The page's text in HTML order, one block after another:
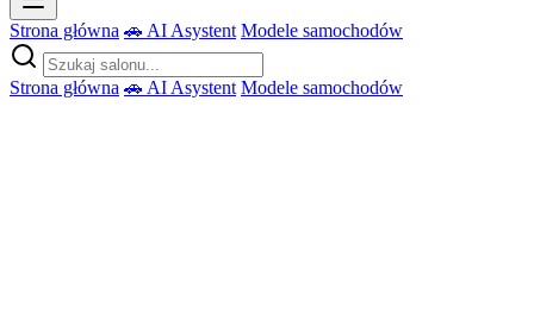
Strona główna 🚗 AI Asystent Modele samochodów
Strona główna 🚗 AI Asystent Modele samochodów